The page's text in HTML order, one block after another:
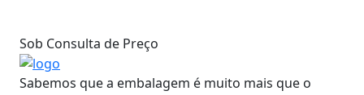
Sob Consulta de Preço
Sabemos que a embalagem é muito mais que o